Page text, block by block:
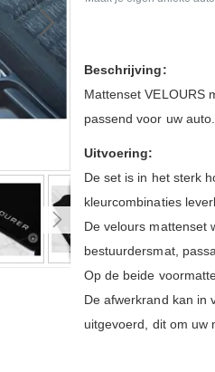
Beschrijving:
Mattenset VELOURS
passend voor uw
Uitvoering:
De set is in het sterk
kleurcombinaties
De velours mattenset
bestuurdersmat,
Op de beide
De afwerkrand kan in
uitgevoerd, dit om uw